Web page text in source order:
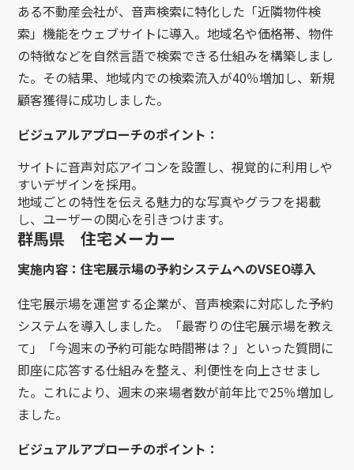
ある不動産会社が、音声検索に特化した「近隣物件検
索」機能をウェブサイトに導入。地域名や価格帯、物件
の特徴などを自然言語で検索できる仕組みを構築しまし
た。その結果、地域内での検索流入が40％増加し、新規
顧客獲得に成功しました。
ビジュアルアプローチのポイント：
サイトに音声対応アイコンを設置し、視覚的に利用しや
すいデザインを採用。
地域ごとの特性を伝える魅力的な写真やグラフを掲載
し、ユーザーの関心を引きつけます。
群馬県 住宅メーカー
実施内容：住宅展示場の予約システムへのVSEO導入
住宅展示場を運営する企業が、音声検索に対応した予約
システムを導入しました。「最寄りの住宅展示場を教え
て」「今週末の予約可能な時間帯は？」といった質問に
即座に応答する仕組みを整え、利便性を向上させまし
た。これにより、週末の来場者数が前年比で25％増加し
ました。
ビジュアルアプローチのポイント：